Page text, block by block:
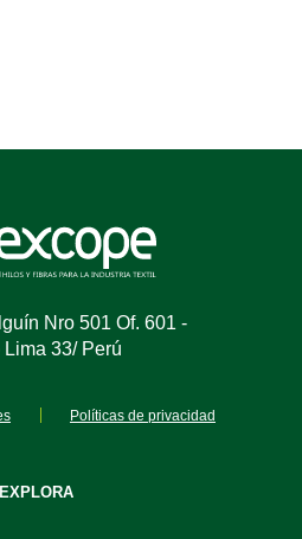
Nro 501 Of. 601 -
Lima 33/ Perú
Políticas de privacidad
EXPLORA